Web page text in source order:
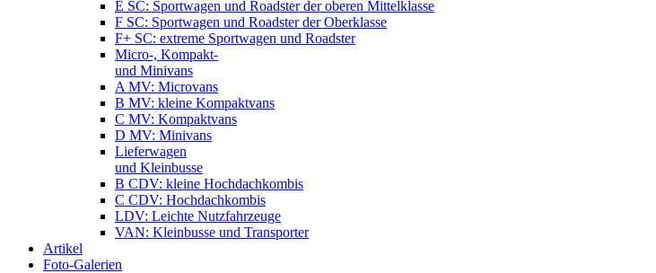
E SC: Sportwagen und Roadster der oberen Mittelklasse
F SC: Sportwagen und Roadster der Oberklasse
F+ SC: extreme Sportwagen und Roadster
Micro-, Kompakt-
und Minivans
A MV: Microvans
B MV: kleine Kompaktvans
C MV: Kompaktvans
D MV: Minivans
Lieferwagen
und Kleinbusse
B CDV: kleine Hochdachkombis
C CDV: Hochdachkombis
LDV: Leichte Nutzfahrzeuge
VAN: Kleinbusse und Transporter
Artikel
Foto-Galerien